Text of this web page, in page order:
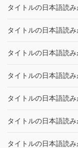
タイトルの日本語読
タイトルの日本語読
タイトルの日本語読
タイトルの日本語読
タイトルの日本語読
タイトルの日本語読
タイトルの日本語読